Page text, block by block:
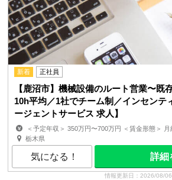
新着 正社員
【鹿沼市】機械設備のルート営業〜既
10h平均／1社でチーム制／インセンテ
ージェントサービス 求人】
＜予定年収＞ 350万円〜700万円 ＜賃金形態＞
（基本給）：192,000円〜320,000円 その他固定手当...
栃木県
気になる！ 詳細
情報更新日：2026/08/06